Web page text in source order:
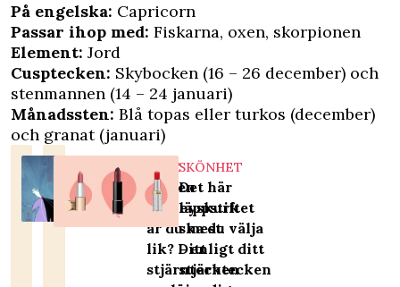
På engelska: Capricorn
Passar ihop med: Fiskarna, oxen, skorpionen
Element: Jord
Cusptecken: Skybocken (16 – 26 december) och
stenmannen (14 – 24 januari)
Månadssten: Blå topas eller turkos (december)
och granat(januari)
NÖJE
Vilken
Disneyskurk
är du mest
lik? Ditt
stjärntecken
SKÖNHET
Det här
läppstiftet
ska du välja
– enligt ditt
stjärntecken